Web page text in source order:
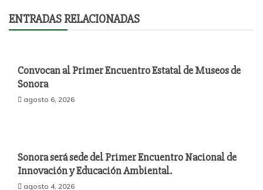
ENTRADAS RELACIONADAS
Convocan al Primer Encuentro Estatal de Museos de
Sonora
agosto 6, 2026
Sonora será sede del Primer Encuentro Nacional de
Innovación y Educación Ambiental.
agosto 4, 2026